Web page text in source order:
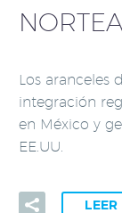
Los aranceles
integración
en México y
EE.UU.